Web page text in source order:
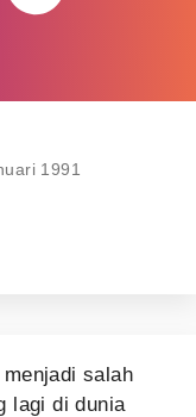
1991
salah
lagi di dunia